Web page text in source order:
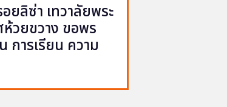
ยลิซ่า เทวาลัยพระ
วยขวาง ขอพร
การเรียน ความ